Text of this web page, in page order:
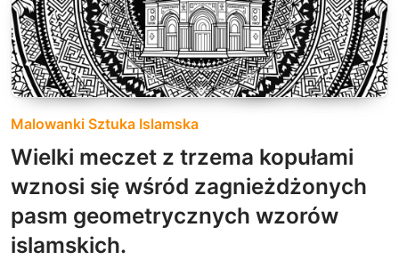
Malowanki Sztuka Islamska
Wielki meczet z trzema kopułami
wznosi się wśród zagnieżdżonych
pasm geometrycznych wzorów
islamskich.